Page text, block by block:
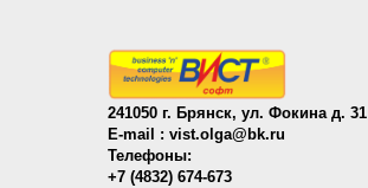
241050 г. Брянск, ул. Фокина д. 31
E-mail : vist.olga@bk.ru
Телефоны:
+7 (4832) 674-673